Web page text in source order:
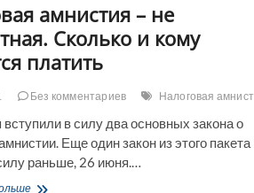
амнистия – не
Сколько и кому
платить
Без комментариев Налоговая
в силу два основных закона о
Еще один закон из этого пакета
раньше, 26 июня.…
Налоговая